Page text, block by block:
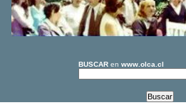
BUSCAR en www.olca.cl